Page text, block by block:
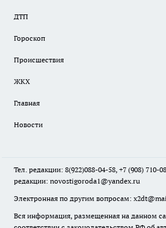
ДТП
Гороскоп
Происшествия
ЖКХ
Главная
Новости
Тел. редакции: 8(922)088-04-58, +7 (908) 710-
редакции: novostigoroda1@yandex.ru
Электронная по другим вопросам:
Вся информация, размещенная на данном